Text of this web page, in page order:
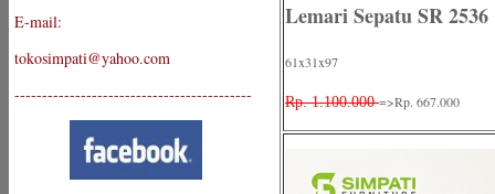
E-mail:
tokosimpati@yahoo.com
-------------------------------------------
Lemari Sepatu SR 2536
61x31x97
Rp. 1.100.000=>Rp. 667.000